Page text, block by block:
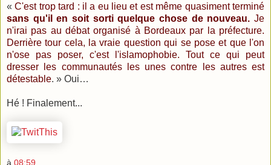
« C'est trop tard : il a eu lieu et est même quasiment terminé
sans qu'il en soit sorti quelque chose de nouveau. Je
n'irai pas au débat organisé à Bordeaux par la préfecture.
Derrière tour cela, la vraie question qui se pose et que l'on
n'ose pas poser, c'est l'islamophobie. Tout ce qui peut
dresser les communautés les unes contre les autres est
détestable. » Oui…
Hé ! Finalement...
à 08:59